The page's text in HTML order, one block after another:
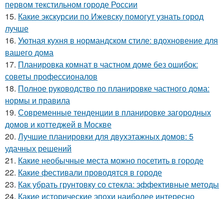
первом текстильном городе России
15. Какие экскурсии по Ижевску помогут узнать город
лучше
16. Уютная кухня в нормандском стиле: вдохновение для
вашего дома
17. Планировка комнат в частном доме без ошибок:
советы профессионалов
18. Полное руководство по планировке частного дома:
нормы и правила
19. Современные тенденции в планировке загородных
домов и коттеджей в Москве
20. Лучшие планировки для двухэтажных домов: 5
удачных решений
21. Какие необычные места можно посетить в городе
22. Какие фестивали проводятся в городе
23. Как убрать грунтовку со стекла: эффективные методы
24. Какие исторические эпохи наиболее интересно